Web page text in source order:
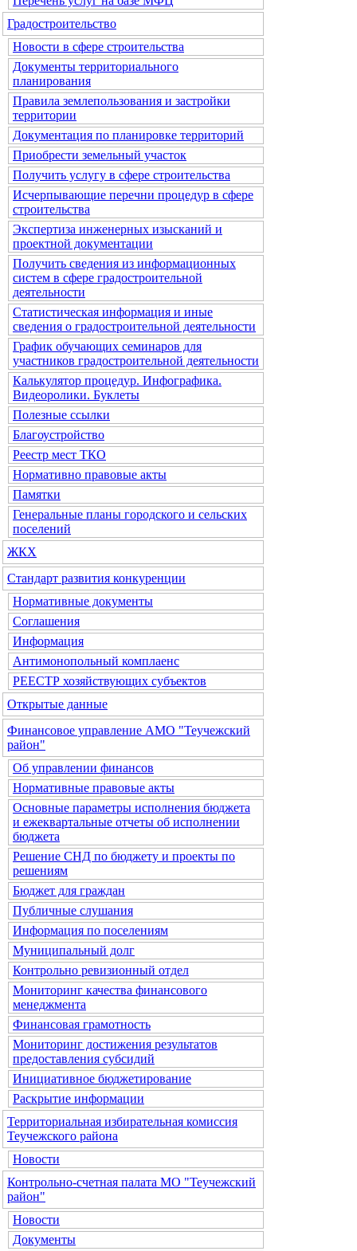
Градостроительство
Новости в сфере строительства
Документы территориального
планирования
Правила землепользования и застройки
территории
Документация по планировке территорий
Приобрести земельный участок
Получить услугу в сфере строительства
Исчерпывающие перечни процедур в сфере
строительства
Экспертиза инженерных изысканий и
проектной документации
Получить сведения из информационных
систем в сфере градостроительной
деятельности
Статистическая информация и иные
сведения о градостроительной деятельности
График обучающих семинаров для
участников градостроительной деятельности
Калькулятор процедур. Инфографика.
Видеоролики. Буклеты
Полезные ссылки
Благоустройство
Реестр мест ТКО
Нормативно правовые акты
Памятки
Генеральные планы городского и сельских
поселений
ЖКХ
Стандарт развития конкуренции
Нормативные документы
Соглашения
Информация
Антимонопольный комплаенс
РЕЕСТР хозяйствующих субъектов
Открытые данные
Финансовое управление АМО "Теучежский
район"
Об управлении финансов
Нормативные правовые акты
Основные параметры исполнения бюджета
и ежеквартальные отчеты об исполнении
бюджета
Решение СНД по бюджету и проекты по
решениям
Бюджет для граждан
Публичные слушания
Информация по поселениям
Муниципальный долг
Контрольно ревизионный отдел
Мониторинг качества финансового
менеджмента
Финансовая грамотность
Мониторинг достижения результатов
предоставления субсидий
Инициативное бюджетирование
Раскрытие информации
Территориальная избирательная комиссия
Теучежского района
Новости
Контрольно-счетная палата МО "Теучежский
район"
Новости
Документы